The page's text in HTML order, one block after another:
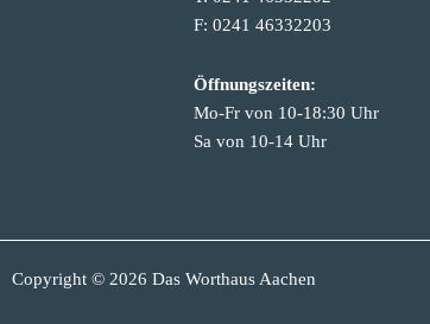
F: 0241 46332203
Öffnungszeiten:
Mo-Fr von 10-18:30 Uhr
Sa von 10-14 Uhr
Copyright © 2026 Das Worthaus Aachen